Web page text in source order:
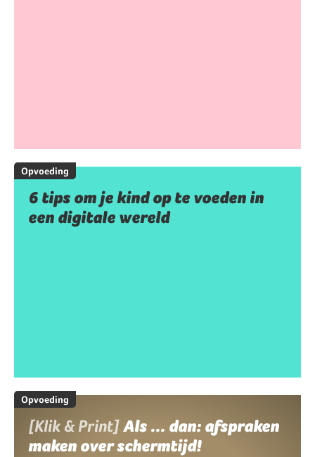
Opvoeding
6 tips om je kind op te voeden in
een digitale wereld
Opvoeding
[Klik & Print]Als ... dan: afspraken
maken over schermtijd!